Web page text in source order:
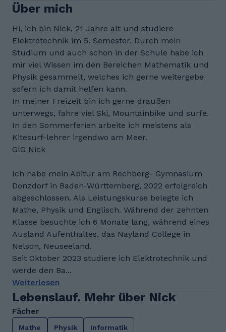
Über mich
Hi, ich bin Nick, 21 Jahre alt und studiere
Elektrotechnik im 5. Semester. Durch mein
Studium und auch schon in der Schule habe ich
mir viel Wissen im den Bereichen Mathematik und
Physik gesammelt, welches ich gerne weitergebe
sofern ich damit helfen kann.
In meiner Freizeit bin ich gerne draußen
unterwegs, fahre viel Ski, Mountainbike und surfe.
In den Sommerferien arbeite ich meistens als
Kitesurf-lehrer irgendwo am Meer.
GlG Nick
Ich habe mein Abitur am Rechberg- Gymnasium
Donzdorf in Baden-Württemberg, 2022 erfolgreich
abgeschlossen. Als Leistungskurse belegte ich
Mathe, Physik und Englisch. Während der zehnten
Klasse besuchte ich 6 Monate lang, während eines
Ausland Aufenthaltes, das Nayland College in
Nelson, Neuseeland.
Seit Oktober 2023 studiere ich Elektrotechnik und
werde den Ba...
Weiterlesen
Lebenslauf. Mehr über Nick
Fächer
Mathe Physik Informatik